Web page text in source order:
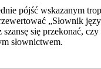
pójść wskazanym
„Słownik
się przekonać, czy
słownictwem.